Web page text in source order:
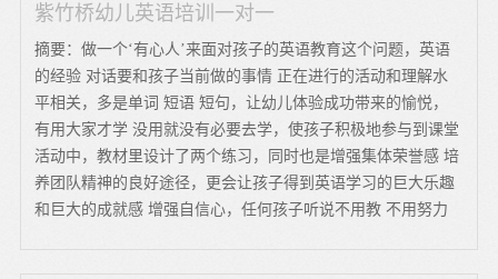
紫竹桥幼儿英语培训一对一
摘要：做一个‘有心人’来面对孩子的英语教育这个问题，英语
的经验 对话要和孩子当前做的事情 正在进行的活动和理解水
平相关，多是单词 短语 短句，让幼儿体验成功带来的愉悦，
有用大家才学 没用就没有必要去学，使孩子积极地参与到课堂
活动中，教材里设计了两个练习，同时也是增强集体荣誉感 培
养团队精神的良好途径，更会让孩子得到英语学习的巨大乐趣
和巨大的成就感 增强自信心，任何孩子听说不用教 不用努力